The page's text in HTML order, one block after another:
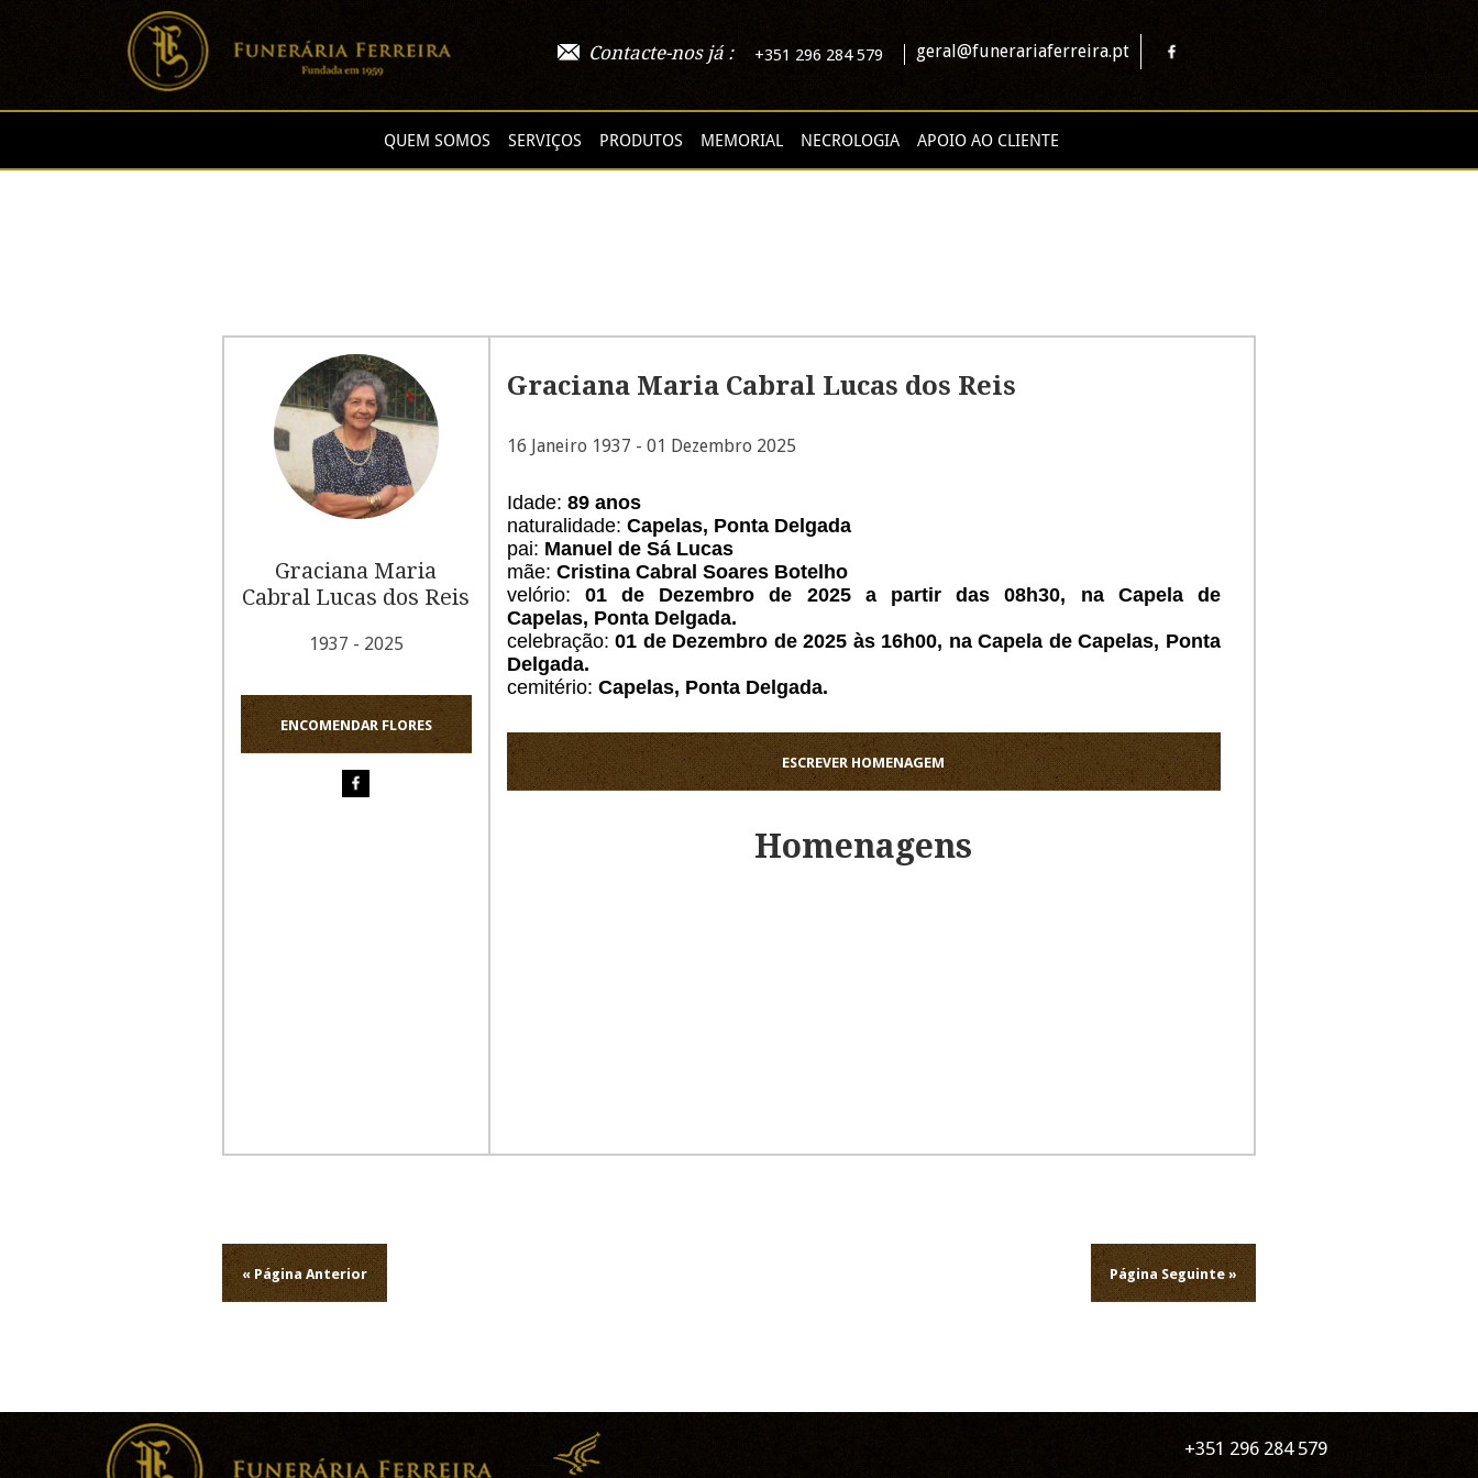
Contacte-nos já : +351 296 284 579 geral@funerariaferreira.pt
QUEM SOMOS SERVIÇOS PRODUTOS MEMORIAL NECROLOGIA APOIO AO CLIENTE
Graciana Maria
Cabral Lucas dos Reis
1937 - 2025
ENCOMENDAR FLORES
Graciana Maria Cabral Lucas dos Reis
16 Janeiro 1937 - 01 Dezembro 2025
Idade: 89 anos
naturalidade: Capelas, Ponta Delgada
pai: Manuel de Sá Lucas
mãe: Cristina Cabral Soares Botelho
velório: 01 de Dezembro de 2025 a partir das 08h30, na Capela de
Capelas, Ponta Delgada.
celebração: 01 de Dezembro de 2025 às 16h00, na Capela de Capelas, Ponta
Delgada.
cemitério: Capelas, Ponta Delgada.
ESCREVER HOMENAGEM
Homenagens
de
artigos
Página Seguinte »
« Página Anterior
+351 296 284 579